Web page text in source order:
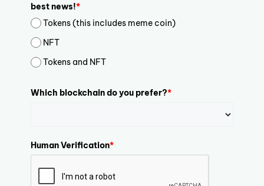
best news!*
Tokens (this includes meme coin)
NFT
Tokens and NFT
Which blockchain do you prefer?*
Human Verification*